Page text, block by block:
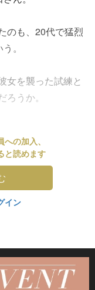
のも、20代で猛烈
。
女を襲った試練と
うか。
の加入、
と読めます
イン